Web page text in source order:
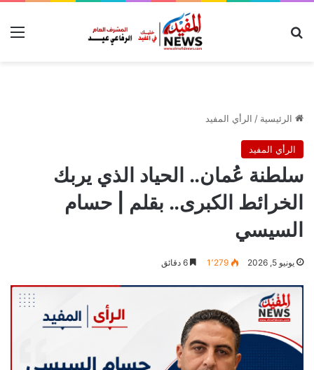
الرئيسية / الرأي المفيد
الرأي المفيد
سلطنة عُمان.. الحياد الذي يربك
الخرائط الكبرى.. بقلم | حسام
السيسي
يونيو 5, 2026 1٬279